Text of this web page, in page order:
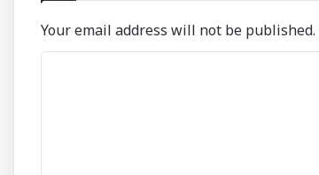
Your email address will not be published.